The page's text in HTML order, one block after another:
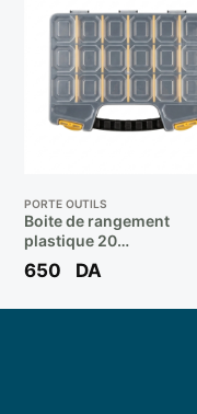
PORTE OUTILS
Boite de rangement
plastique 20
Compartiments Couleur
Noir **
650 DA